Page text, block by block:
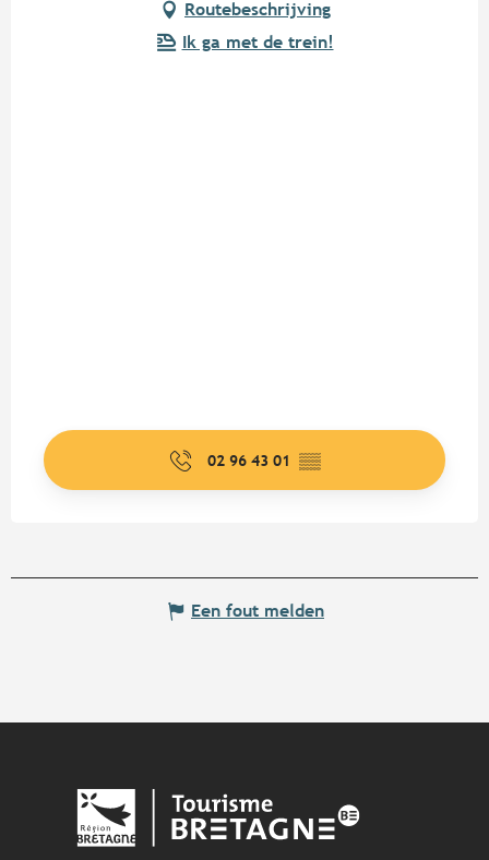
Routebeschrijving
Ik ga met de trein!
02 96 43 01 ▒▒
Een fout melden